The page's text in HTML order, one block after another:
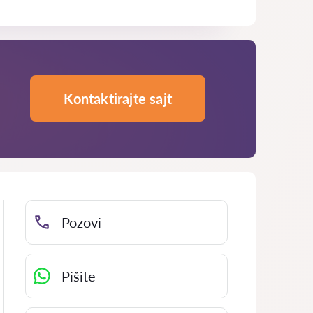
Kontaktirajte sajt
Pozovi
Pišite